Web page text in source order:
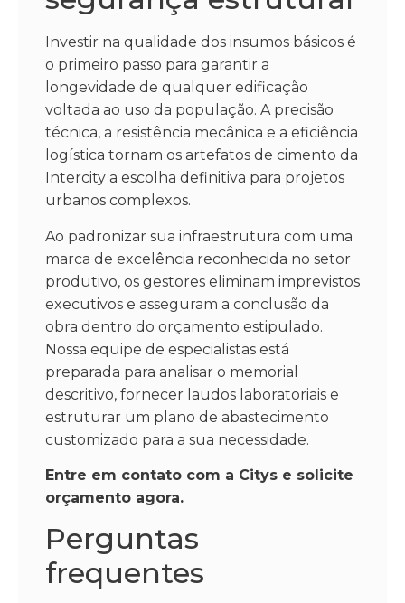
Investir na qualidade dos insumos básicos é
o primeiro passo para garantir a
longevidade de qualquer edificação
voltada ao uso da população. A precisão
técnica, a resistência mecânica e a eficiência
logística tornam os artefatos de cimento da
Intercity a escolha definitiva para projetos
urbanos complexos.
Ao padronizar sua infraestrutura com uma
marca de excelência reconhecida no setor
produtivo, os gestores eliminam imprevistos
executivos e asseguram a conclusão da
obra dentro do orçamento estipulado.
Nossa equipe de especialistas está
preparada para analisar o memorial
descritivo, fornecer laudos laboratoriais e
estruturar um plano de abastecimento
customizado para a sua necessidade.
Entre em contato com a Citys e solicite
orçamento agora.
Perguntas
frequentes